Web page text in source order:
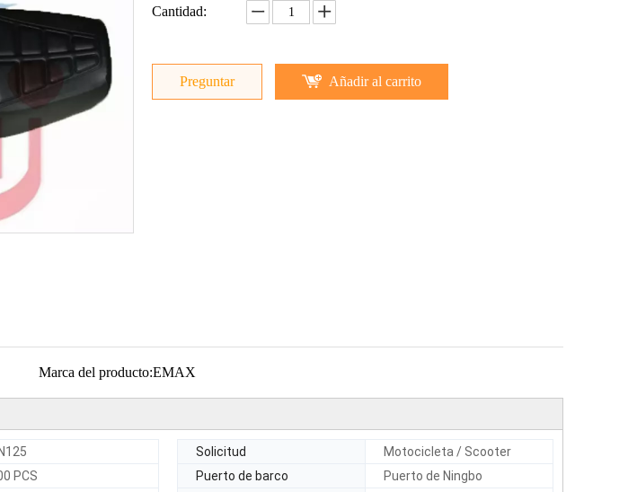
Cantidad:
Preguntar Añadir al carrito
Marca del producto:EMAX
Solicitud
Motocicleta / Scooter
PCS Puerto de barco
Puerto de Ningbo